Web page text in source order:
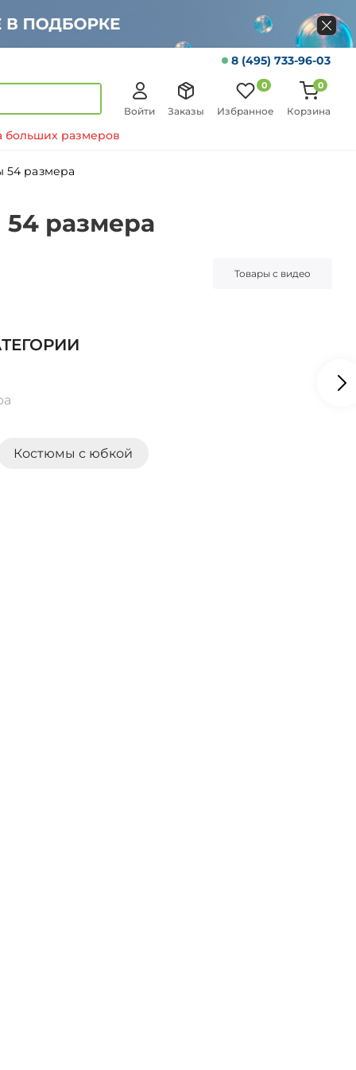
8 (495) 733-96-03
Войти Заказы Избранное
0
Корзина
0
больших размеров
54 размера
размера
Товары с видео
Костюмы с юбкой